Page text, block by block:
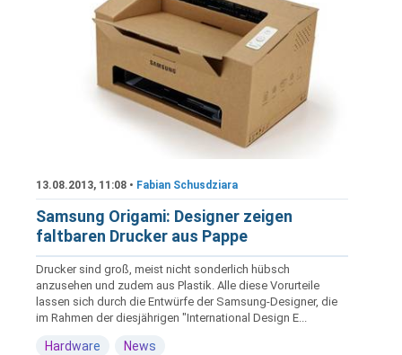
13.08.2013, 11:08 • Fabian Schusdziara
Samsung Origami: Designer zeigen
faltbaren Drucker aus Pappe
Drucker sind groß, meist nicht sonderlich hübsch
anzusehen und zudem aus Plastik. Alle diese Vorurteile
lassen sich durch die Entwürfe der Samsung-Designer, die
im Rahmen der diesjährigen "International Design E...
Hardware News